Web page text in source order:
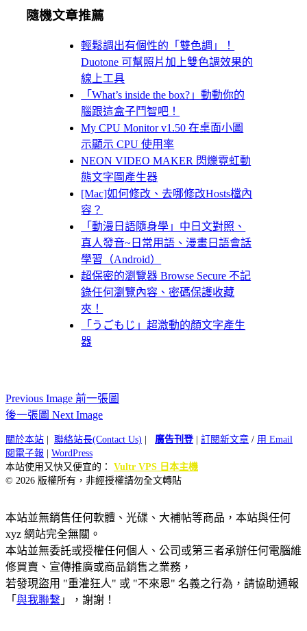
隨機文章推薦
輕鬆調出有個性的「雙色調」！
Duotone 可幫照片加上雙色調效果的
線上工具
「What’s inside the box?」動動你的
腦跟這盒子鬥智吧！
My CPU Monitor v1.50 在桌面小圖
示顯示 CPU 使用率
NEON VIDEO MAKER 閃爍霓虹動
態文字圖產生器
[Mac]如何修改、去哪修改Hosts檔內
容？
「動漫日語隨身學」中日文對照、
真人發音~日常用語、漫畫日語會話
學習（Android）
超保密的瀏覽器 Browse Secure 不記
錄任何瀏覽內容、密碼保護收藏
夾！
「うごもじ」超激動的顏文字產生
器
Previous Image 前一張圖
後一張圖 Next Image
關於本站 聯絡站長(Contact Us) 廣告刊登| 訂閱新文章 / 用 Email
閱電子報
WordPress
本站使用又快又便宜的： Vultr VPS 日本主機
© 2026 版權所有，非經授權請勿全文轉貼
本站並無銷售任何軟體、光碟、大補帖等商品，本站與任何
xyz 網站完全無關。
本站並無委託或授權任何個人、公司或第三者承辦任何電腦維
修買賣、宣傳推廣或商品銷售之業務，
若發現盜用 "重灌狂人" 或 "不來恩" 名義之行為，請協助通報
「 與我聯繫 」，謝謝！